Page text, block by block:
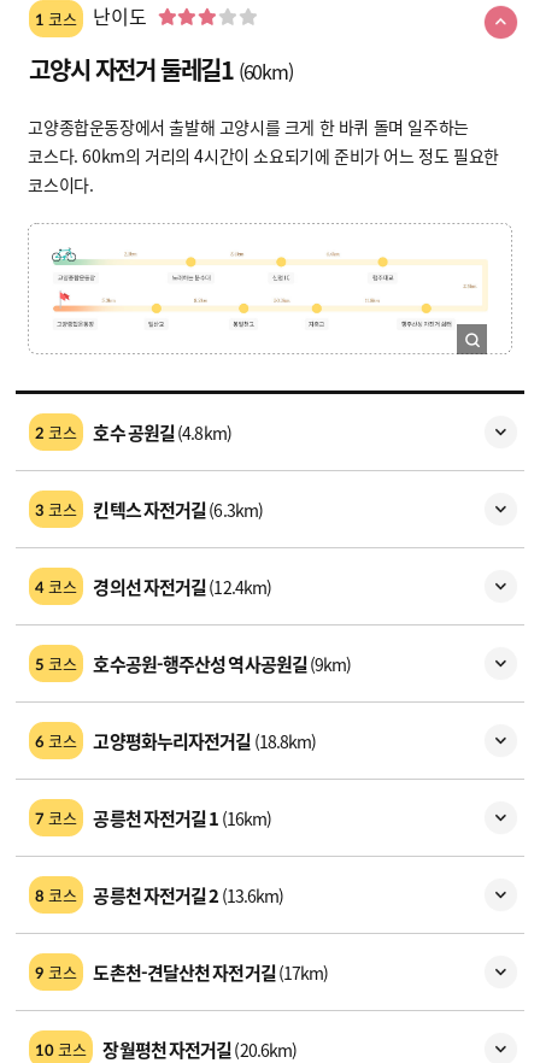
1 코스 난이도
고양시 자전거 둘레길1 (60km)
고양종합운동장에서 출발해 고양시를 크게 한 바퀴 돌며 일주하는
코스다. 60km의 거리의 4시간이 소요되기에 준비가 어느 정도 필요한
코스이다.
2 코스 호수 공원길(4.8km)
3 코스 킨텍스 자전거길(6.3km)
4 코스 경의선 자전거길(12.4km)
5 코스 호수공원-행주산성 역사공원길(9km)
6 코스 고양평화누리자전거길 (18.8km)
7 코스 공릉천 자전거길 1 (16km)
8 코스 공릉천 자전거길 2 (13.6km)
9 코스 도촌천-견달산천 자전거길(17km)
10 코스 장월평천 자전거길(20.6km)